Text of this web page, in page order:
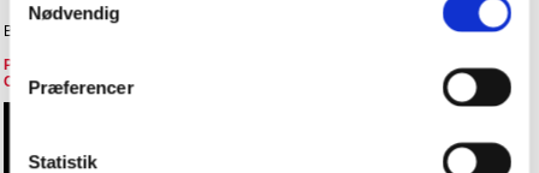
Nødvendig
Præferencer
Statistik
BadmintonPlayer.dk - +4570605076 -
Privatlivspolitik i BD
Handelsbetingelser
Cookieindstillinger